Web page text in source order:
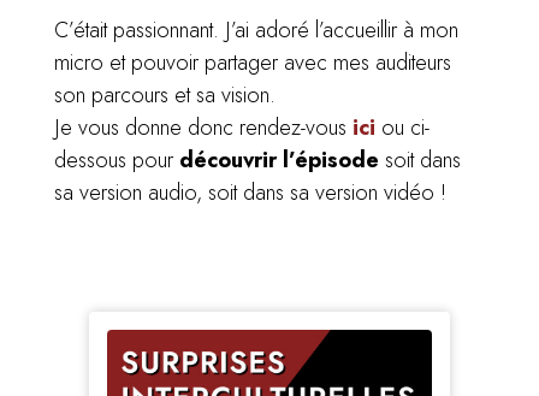
C’était passionnant. J’ai adoré l’accueillir à mon
micro et pouvoir partager avec mes auditeurs
son parcours et sa vision.
Je vous donne donc rendez-vous ici ou ci-
dessous pour découvrir l’épisode soit dans
sa version audio, soit dans sa version vidéo !